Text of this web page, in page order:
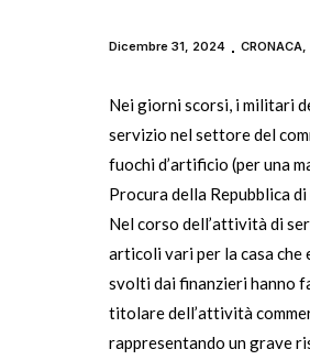
Dicembre 31, 2024 CRONACA
Nei giorni scorsi, i militari
servizio nel settore del
fuochi d’artificio (per una
Procura della Repubblica
Nel corso dell’attività di
articoli vari per la casa
svolti dai finanzieri hanno
titolare dell’attività
rappresentando un grave